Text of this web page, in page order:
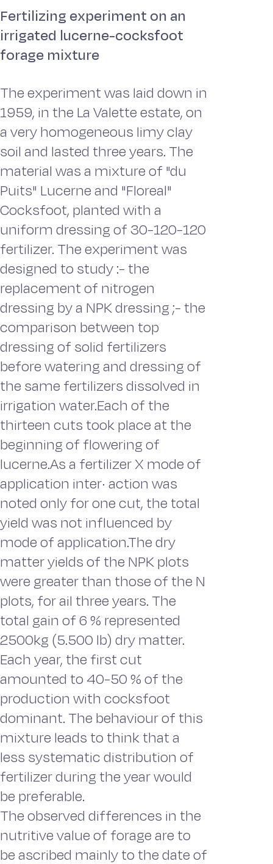
Fertilizing experiment on an
irrigated lucerne-cocksfoot
forage mixture
The experiment was laid down in
1959, in the La Valette estate, on
a very homogeneous limy clay
soil and lasted three years. The
material was a mixture of "du
Puits" Lucerne and "Floreal"
Cocksfoot, planted with a
uniform dressing of 30-120-120
fertilizer. The experiment was
designed to study :- the
replacement of nitrogen
dressing by a NPK dressing ;- the
comparison between top
dressing of solid fertilizers
before watering and dressing of
the same fertilizers dissolved in
irrigation water.Each of the
thirteen cuts took place at the
beginning of flowering of
lucerne.As a fertilizer X mode of
application inter· action was
noted only for one cut, the total
yield was not influenced by
mode of application.The dry
matter yields of the NPK plots
were greater than those of the N
plots, for ail three years. The
total gain of 6 % represented
2500kg (5.500 lb) dry matter.
Each year, the first cut
amounted to 40-50 % of the
production with cocksfoot
dominant. The behaviour of this
mixture leads to think that a
less systematic distribution of
fertilizer during the year would
be preferable.
The observed differences in the
nutritive value of forage are to
be ascribed mainly to the date of